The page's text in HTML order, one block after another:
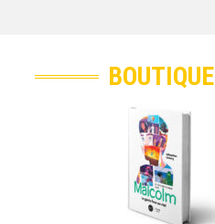
BOUTIQUE